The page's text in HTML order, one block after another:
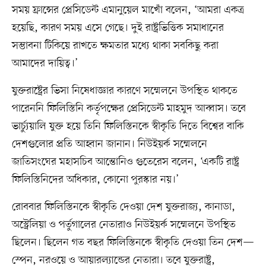
সময় ফ্রান্সের প্রেসিডেন্ট এমানুয়েল মাখোঁ বলেন, ‘আমরা একত্র
হয়েছি, কারণ সময় এসে গেছে। দুই রাষ্ট্রভিত্তিক সমাধানের
সম্ভাবনা টিকিয়ে রাখতে ক্ষমতার মধ্যে থাকা সবকিছু করা
আমাদের দায়িত্ব।’
যুক্তরাষ্ট্রের ভিসা নিষেধাজ্ঞার কারণে সম্মেলনে উপস্থিত থাকতে
পারেননি ফিলিস্তিনি কর্তৃপক্ষের প্রেসিডেন্ট মাহমুদ আব্বাস। তবে
ভার্চ্যুয়ালি যুক্ত হয়ে তিনি ফিলিস্তিনকে স্বীকৃতি দিতে বিশ্বের বাকি
দেশগুলোর প্রতি আহ্বান জানান। নিউইয়র্ক সম্মেলনে
জাতিসংঘের মহাসচিব আন্তোনিও গুতেরেস বলেন, ‘একটি রাষ্ট্র
ফিলিস্তিনিদের অধিকার, কোনো পুরস্কার নয়।’
রোববার ফিলিস্তিনকে স্বীকৃতি দেওয়া দেশ যুক্তরাজ্য, কানাডা,
অস্ট্রেলিয়া ও পর্তুগালের নেতারাও নিউইয়র্ক সম্মেলনে উপস্থিত
ছিলেন। ছিলেন গত বছর ফিলিস্তিনকে স্বীকৃতি দেওয়া তিন দেশ—
স্পেন, নরওয়ে ও আয়ারল্যান্ডের নেতারা। তবে যুক্তরাষ্ট্র,